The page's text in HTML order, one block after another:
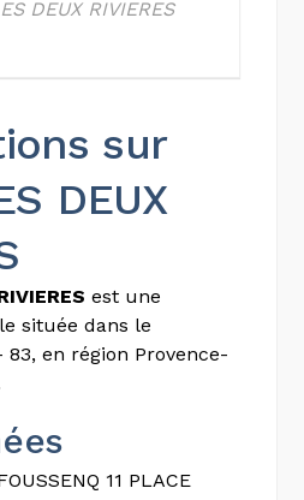
DEUX RIVIERES
sur
DEUX
est une
située dans le
en région Provence-
11 PLACE